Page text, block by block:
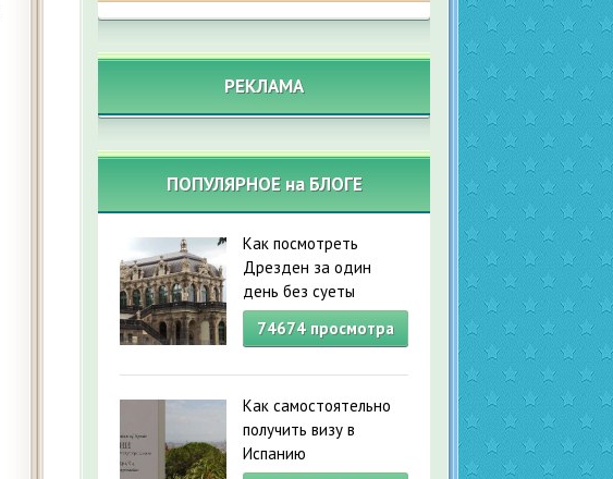
РЕКЛАМА
ПОПУЛЯРНОЕ на БЛОГЕ
Как посмотреть
Дрезден за один
день без суеты
74674просмотра
Как самостоятельно
получить визу в
Испанию